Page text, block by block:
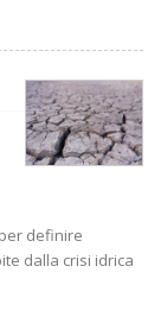
definire
dalla crisi idrica